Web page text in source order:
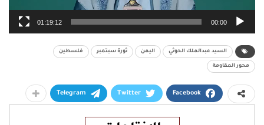
00:00
01:19:12
السيد عبدالملك الحوثي اليمن ثورة سبتمبر فلسطين
محور المقاومة
Facebook
Twitter
Telegram